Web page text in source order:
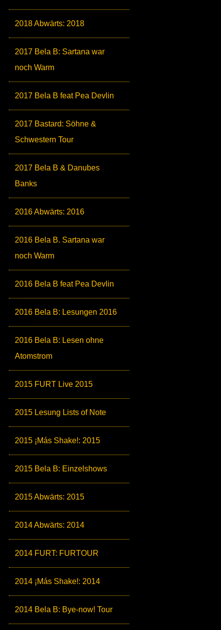
2018 Abwärts: 2018
2017 Bela B: Sartana war
noch Warm
2017 Bela B feat Pea Devlin
2017 Bastard: Söhne &
Schwestern Tour
2017 Bela B & Danubes
Banks
2016 Abwärts: 2016
2016 Bela B. Sartana war
noch Warm
2016 Bela B feat Pea Devlin
2016 Bela B: Lesungen 2016
2016 Bela B: Lesen ohne
Atomstrom
2015 FURT Live 2015
2015 Lesung Lists of Note
2015 ¡Más Shake!: 2015
2015 Bela B: Einzelshows
2015 Abwärts: 2015
2014 Abwärts: 2014
2014 FURT: FURTOUR
2014 ¡Más Shake!: 2014
2014 Bela B: Bye-now! Tour